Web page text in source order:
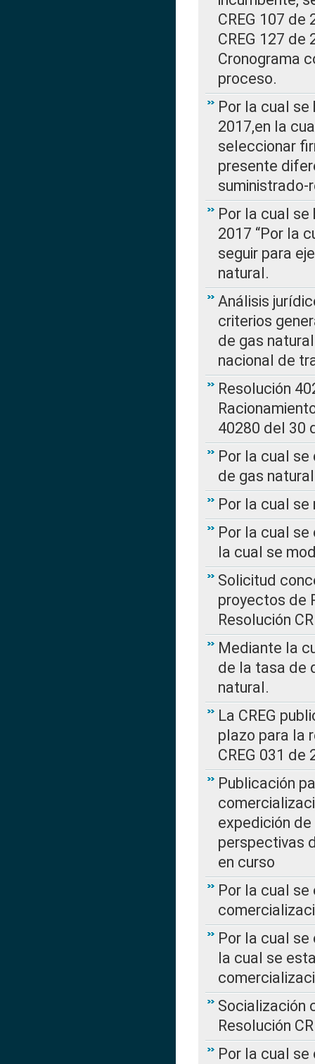
CREG 107
CREG 127 de
Cronograma
proceso.
Por la cual se
2017,en la
seleccionar
presente
Por la cual se
2017 “Por la
seguir para
natural.
Análisis
criterios
de gas
nacional de
Resolución
40280 del 30
Por la cual
de gas natural
Por la cual se
Por la cual se
la cual se
Solicitud
proyectos de
Resolución
Mediante la
de la tasa de
natural.
La CREG
plazo para la
CREG 031 de
Publicación
expedición de
perspectivas
en curso
Por la cual
Por la cual se
la cual se
Socialización
Resolución
Por la cual